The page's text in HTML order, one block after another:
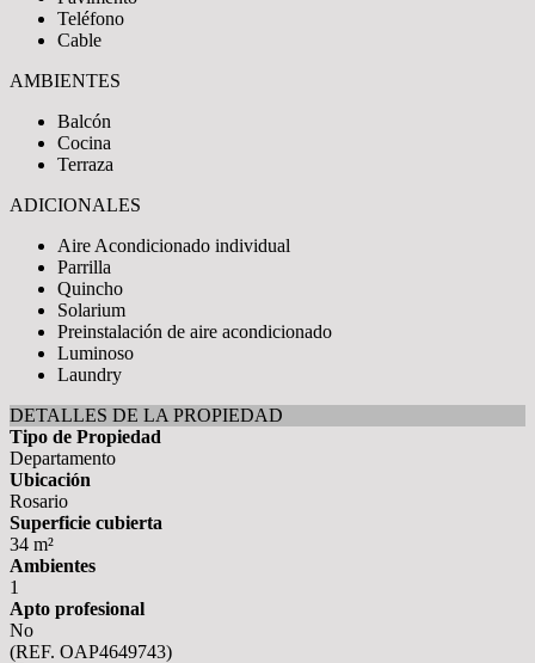
Teléfono
Cable
AMBIENTES
Balcón
Cocina
Terraza
ADICIONALES
Aire Acondicionado individual
Parrilla
Quincho
Solarium
Preinstalación de aire acondicionado
Luminoso
Laundry
DETALLES DE LA PROPIEDAD
Tipo de Propiedad
Departamento
Ubicación
Rosario
Superficie cubierta
34 m²
Ambientes
1
Apto profesional
No
(REF. OAP4649743)